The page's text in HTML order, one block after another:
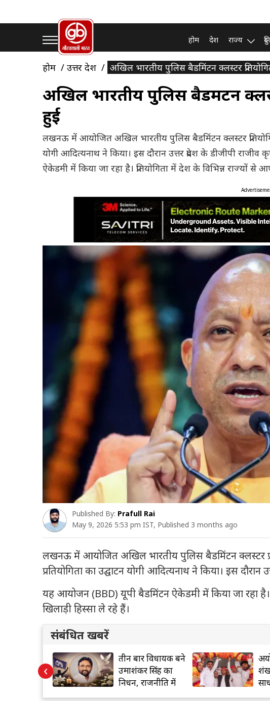
होम देश राज्य
होम उत्तर प्रदेश अखिल भारतीय पुलिस बैडमिंटन क्लस्टर
अखिल भारतीय पुलिस बैडमिंटन
हुई
लखनऊ में आयोजित अखिल भारतीय पुलिस बैडमिंटन क्लस्टर
योगी आदित्यनाथ ने किया। इस दौरान उत्तर प्रदेश के डीजीपी
ऐकेडमी में किया जा रहा है। प्रतियोगिता में देश के विभिन्न राज्यों से
Published By: Prafull Rai
May 9, 2026 5:53 pm IST, Published 3 months ago
लखनऊ में आयोजित अखिल भारतीय पुलिस बैडमिंटन क्लस्टर
प्रतियोगिता का उद्घाटन योगी आदित्यनाथ ने किया। इस
यह आयोजन (BBD) यूपी बैडमिंटन ऐकेडमी में किया जा रहा
खिलाड़ी हिस्सा ले रहे हैं।
संबंधित खबरें
तीन बार विधायक बने
उमाशंकर सिंह का
निधन, राजनीति में
शोक
‹